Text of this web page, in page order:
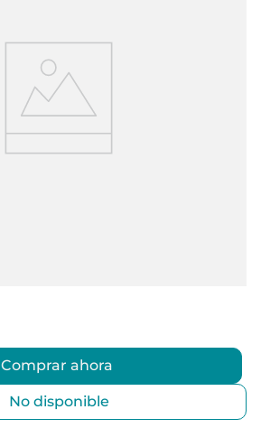
Comprar ahora
No disponible